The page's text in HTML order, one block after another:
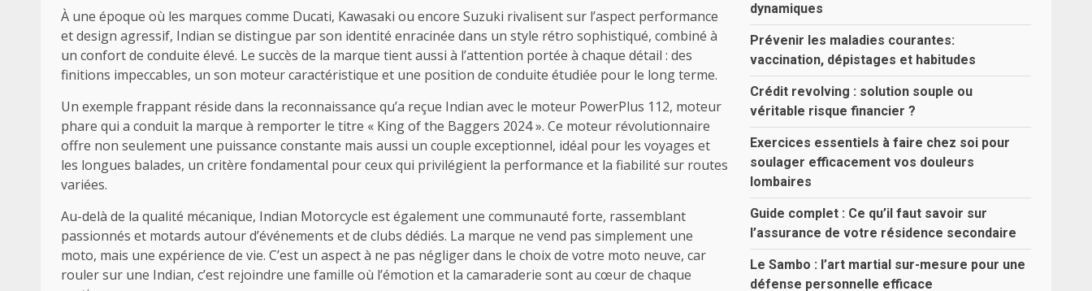
À une époque où les marques comme Ducati, Kawasaki ou encore Suzuki rivalisent sur l’aspect performance
et design agressif, Indian se distingue par son identité enracinée dans un style rétro sophistiqué, combiné à
un confort de conduite élevé. Le succès de la marque tient aussi à l’attention portée à chaque détail : des
finitions impeccables, un son moteur caractéristique et une position de conduite étudiée pour le long terme.
Un exemple frappant réside dans la reconnaissance qu’a reçue Indian avec le moteur PowerPlus 112, moteur
phare qui a conduit la marque à remporter le titre « King of the Baggers 2024 ». Ce moteur révolutionnaire
offre non seulement une puissance constante mais aussi un couple exceptionnel, idéal pour les voyages et
les longues balades, un critère fondamental pour ceux qui privilégient la performance et la fiabilité sur routes
variées.
Au-delà de la qualité mécanique, Indian Motorcycle est également une communauté forte, rassemblant
passionnés et motards autour d’événements et de clubs dédiés. La marque ne vend pas simplement une
moto, mais une expérience de vie. C’est un aspect à ne pas négliger dans le choix de votre moto neuve, car
rouler sur une Indian, c’est rejoindre une famille où l’émotion et la camaraderie sont au cœur de chaque
dynamiques
Prévenir les maladies courantes:
vaccination, dépistages et habitudes
Crédit revolving : solution souple ou
véritable risque financier ?
Exercices essentiels à faire chez soi pour
soulager efficacement vos douleurs
lombaires
Guide complet : Ce qu’il faut savoir sur
l’assurance de votre résidence secondaire
Le Sambo : l’art martial sur-mesure pour une
défense personnelle efficace